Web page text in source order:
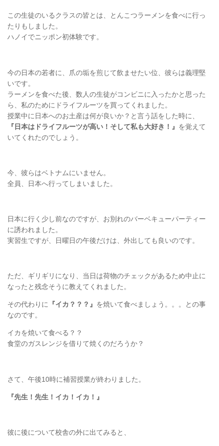
この生徒のいるクラスの皆とは、とんこつラーメンを食べに行っ
たりもしました。
ハノイでニッポン初体験です。
今の日本の若者に、爪の垢を煎じて飲ませたい位、彼らは義理堅
いです。
ラーメンを食べた後、数人の生徒がコンビニに入ったかと思った
ら、私のためにドライフルーツを買ってくれました。
授業中に日本へのお土産は何が良いか？と言う話をした時に、
『日本はドライフルーツが高い！そして私も大好き！』 を覚えて
いてくれたのでしょう。
今、彼らはベトナムにいません。
全員、日本へ行ってしまいました。
日本に行く少し前なのですが、お別れのバーベキューパーティー
に誘われました。
実習生ですが、日曜日の午後だけは、外出しても良いのです。
ただ、ギリギリになり、当日は荷物のチェックがあるため中止に
なったと残念そうに教えてくれました。
その代わりに 『イカ？？？』 を焼いて食べましょう。。。との事
なのです。
イカを焼いて食べる？？
食堂のガスレンジを借りて焼くのだろうか？
さて、午後10時に補習授業が終わりました。
『先生！先生！イカ！イカ！』
彼に後について校舎の外に出てみると、